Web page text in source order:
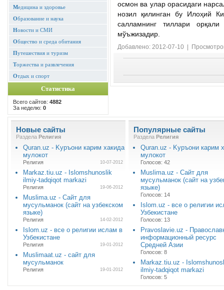
Медицина и здоровье
Образование и наука
Новости и СМИ
Общество и среда обитания
Путешествия и туризм
Торжества и развлечения
Отдых и спорт
Статистика
Всего сайтов: 4882
За неделю: 0
осмон ва улар орасидаги
нозил қилинган бу Илоҳий
салламнинг тиллари
мўъжизадир.
Добавлено: 2012-07-10 |
Новые сайты
Раздела Религия
Quran.uz - Kуръони карим хакида
мулокот
Религия 10-07-2012
Markaz.tiu.uz - Islomshunoslik
ilmiy-tadqiqot markazi
Религия 19-06-2012
Muslima.uz - Сайт для
мусульманок (сайт на узбекском
языке)
Религия 14-02-2012
Islom.uz - все о религии ислам в
Узбекистане
Религия 19-01-2012
Muslimaat.uz - сайт для
мусульманок
Религия 19-01-2012
Популярные сайты
Раздела Религия
Quran.uz - Kуръони карим
мулокот
Голосов: 42
Muslima.uz - Сайт для
мусульманок (сайт на
языке)
Голосов: 14
Islom.uz - все о религии
Узбекистане
Голосов: 13
Pravoslavie.uz -
информационный ресурс
Средней Азии
Голосов: 8
Markaz.tiu.uz -
ilmiy-tadqiqot markazi
Голосов: 5